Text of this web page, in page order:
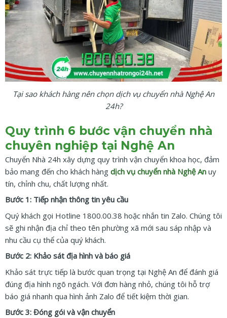
Tại sao khách hàng nên chọn dịch vụ chuyển nhà Nghệ An
24h?
Quy trình 6 bước vận chuyển nhà
chuyên nghiệp tại Nghệ An
Chuyển Nhà 24h xây dựng quy trình vận chuyển khoa học, đảm
bảo mang đến cho khách hàng dịch vụ chuyển nhà Nghệ An uy
tín, chỉnh chu, chất lượng nhất.
Bước 1: Tiếp nhận thông tin yêu cầu
Quý khách gọi Hotline 1800.00.38 hoặc nhắn tin Zalo. Chúng tôi
sẽ ghi nhận địa chỉ theo tên phường xã mới sau sáp nhập và
nhu cầu cụ thể của quý khách.
Bước 2: Khảo sát địa hình và báo giá
Khảo sát trực tiếp là bước quan trọng tại Nghệ An để đánh giá
đúng địa hình ngõ ngách. Với đơn hàng nhỏ, chúng tôi hỗ trợ
báo giá nhanh qua hình ảnh Zalo để tiết kiệm thời gian.
Bước 3: Đóng gói và vận chuyển